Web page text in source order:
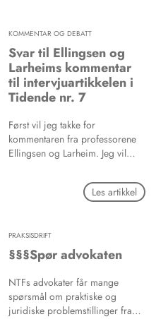
utstillingsbazar gjorde
kongressen vellykket for de
fleste.
KOMMENTAR OG DEBATT
Svar til Ellingsen og
Larheims kommentar
til intervjuartikkelen i
Tidende nr. 7
Først vil jeg takke for
kommentaren fra professorene
Ellingsen og Larheim. Jeg vil
å berømme Det odontologiske
fakultet i Oslo, for at de tok
var til stede og hadde stor glede
av å høre på innleggene og
diskusjonene.
Les artikkel
PRAKSISDRIFT
§§§Spør advokaten
NTFs advokater får mange
spørsmål om praktiske og
juridiske problemstillinger fra